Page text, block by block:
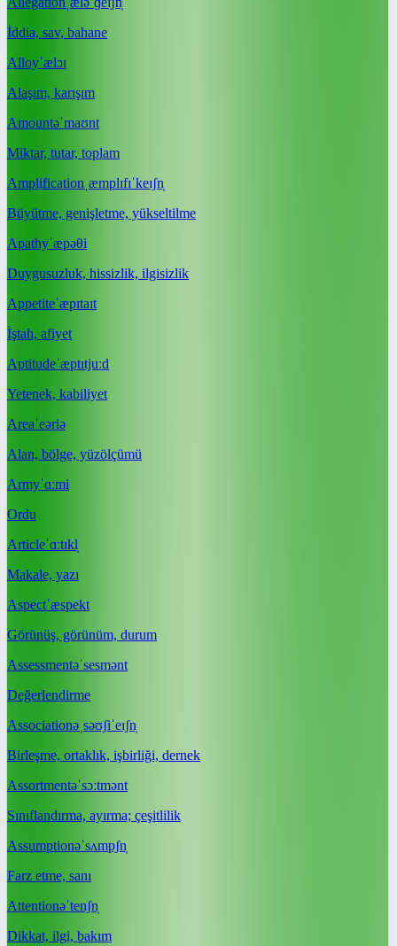
İddia, sav, bahane
Alloyˈælɔɪ
Alaşım, karışım
Amountəˈmaʊnt
Miktar, tutar, toplam
Amplification ˌæmplɪfɪˈkeɪʃn̩
Büyütme, genişletme, yükseltilme
Apathyˈæpəθi
Duygusuzluk, hissizlik, ilgisizlik
Appetiteˈæpɪtaɪt
İştah, afiyet
Aptitudeˈæptɪtjuːd
Yetenek, kabiliyet
Areaˈeəriə
Alan, bölge, yüzölçümü
Armyˈɑːmi
Ordu
Articleˈɑːtɪkl̩
Makale, yazı
Aspectˈæspekt
Görünüş, görünüm, durum
Assessmentəˈsesmənt
Değerlendirme
Associationəˌsəʊʃiˈeɪʃn̩
Birleşme, ortaklık, işbirliği, dernek
Assortmentəˈsɔːtmənt
Sınıflandırma, ayırma; çeşitlilik
Assumptionəˈsʌmpʃn̩
Farz etme, sanı
Attentionəˈtenʃn̩
Dikkat, ilgi, bakım